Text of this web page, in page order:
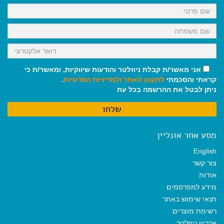
k
p
m
אני מאשר/ת קבלת ניוזלטר והודעות שיווקיות, ומאשר/ת כי
קראתי והסכמתי לתקנון האתר ולמדיניות הפרטיות.
ניתן לבטל את ההרשמה בכל עת
מסע אחר אונליין
English
צור קשר
אודות
מידע למפרסמים
תנאי שימוש באתר
רשימת מוצרים